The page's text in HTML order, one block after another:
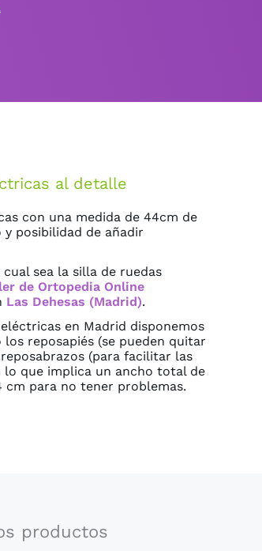
al detalle
con una medida de 44cm de
posibilidad de añadir
sea la silla de ruedas
de Ortopedia Online
Las Dehesas (Madrid).
en Madrid disponemos
reposapiés (se pueden quitar
(para facilitar las
lo que implica un ancho total de
cm para no tener problemas.
productos